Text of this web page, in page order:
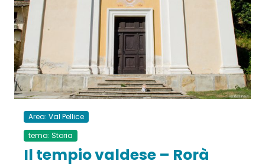
Area: Val Pellice
tema: Storia
Il tempio valdese – Rorà